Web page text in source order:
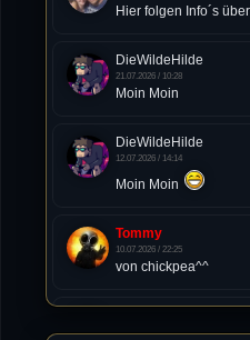
Hier folgen Info´s
DieWildeHilde
21.07.2026 / 10:28
Moin Moin
DieWildeHilde
12.07.2026 / 14:14
Moin Moin
Tommy
10.07.2026 / 22:25
von chickpea^^
10.07.2026 / 22:25